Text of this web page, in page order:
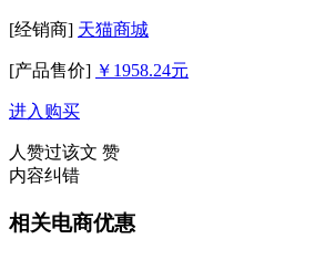
[经销商] 天猫商城
[产品售价] ￥1958.24元
进入购买
人赞过该文 赞
内容纠错
相关电商优惠